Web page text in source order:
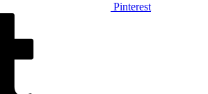
Pinterest